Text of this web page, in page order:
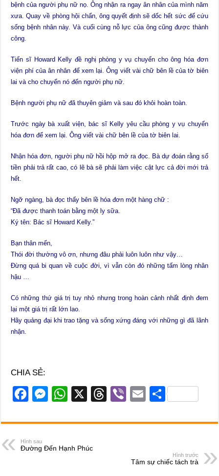
bệnh của người phụ nữ nọ. Ông nhận ra ngay ân nhân của mình năm
xưa. Quay về phòng hội chẩn, ông quyết định sẽ dốc hết sức để cứu
sống bệnh nhân này. Và cuối cùng nỗ lực của ông cũng được thành
công.
Tiến sĩ Howard Kelly đề nghị phòng y vụ chuyển cho ông hóa đơn
viện phí của ân nhân để xem lại. Ông viết vài chữ bên lề của tờ biên
lai và cho chuyển nó đến người phụ nữ.
Bệnh người phụ nữ đã thuyên giảm và sau đó khỏi hoàn toàn.
Trước ngày bà xuất viện, bác sĩ Kelly yêu cầu phòng y vụ chuyển
hóa đơn để xem lại. Ông viết vài chữ bên lề của tờ biên lai.
Nhận hóa đơn, người phụ nữ hồi hộp mở ra đọc. Bà dự đoán rằng số
tiền phải trả rất cao, có lẽ bà sẽ phải làm việc cật lực cả đời mới trả
hết.
Ngỡ ngàng, bà đọc thấy bên lề hóa đơn một hàng chữ :
“Đã được thanh toán bằng một ly sữa.
Ký tên: Bác sĩ Howard Kelly.”
Bạn thân mến,
Thói đời thường vô ơn, nhưng đâu phải luôn luôn như vậy…
Đừng quá bi quan về cuộc đời, vì vẫn còn đó những tấm lòng nhân
hậu …
Có những thứ giá trị tuy nhỏ nhưng trong hoàn cảnh nhất định đem
lại một giá trị rất lớn lao.
Hãy quảng đại khi trao tặng và sống xứng đáng với những gì đã lãnh
nhận.
CHIA SẺ:
F
c
e
b
M
ss
e
n
W
at
A
X
T
e
Vi
er
E
ail
S
ar
Hình sau
Đường Đến Hạnh Phúc
Hình trước
Tâm sự chiếc tách trà